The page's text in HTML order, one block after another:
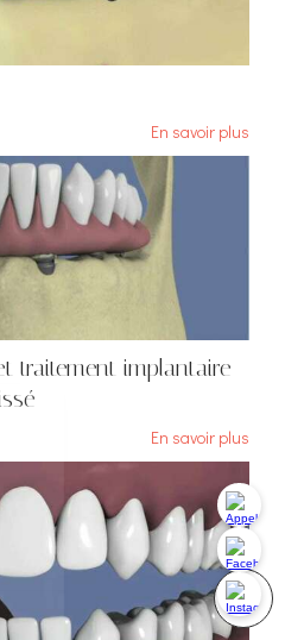
En savoir plus
traitement implantaire
En savoir plus